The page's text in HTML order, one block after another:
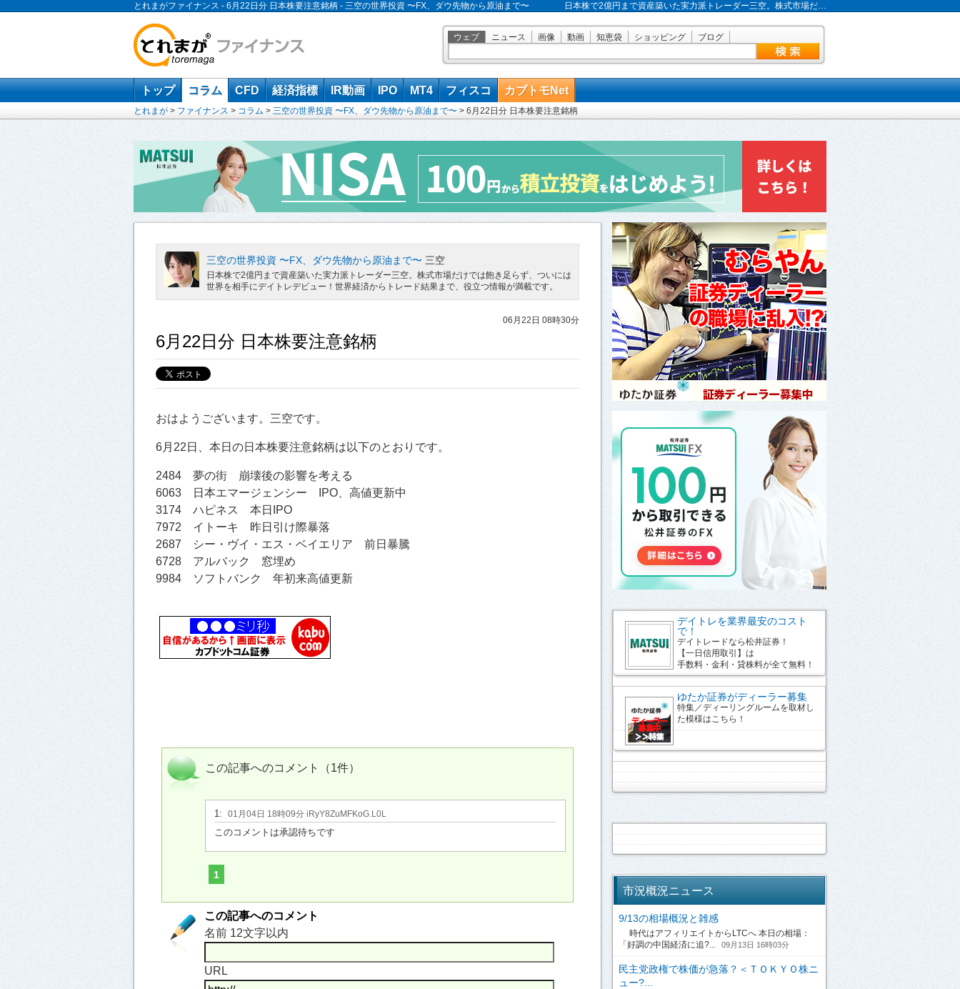
とれまがファイナンス - 6月22日分 日本株要注意銘柄 - 三空の世界投資 〜FX、ダウ先物から原油まで〜 日本株で2億円まで資産築いた実力派トレーダー三空。株式市場だ…
ウェブ ニュース 画像 動画 知恵袋 ショッピング ブログ
トップ コラム CFD 経済指標 IR動画 IPO MT4 フィスコ カブトモNet
とれまが > ファイナンス > コラム > 三空の世界投資 〜FX、ダウ先物から原油まで〜 > 6月22日分 日本株要注意銘柄
三空の世界投資 〜FX、ダウ先物から原油まで〜 三空
日本株で2億円まで資産築いた実力派トレーダー三空。株式市場だけでは飽き足らず、ついには
世界を相手にデイトレデビュー！世界経済からトレード結果まで、役立つ情報が満載です。
06月22日 08時30分
6月22日分 日本株要注意銘柄
おはようございます。三空です。
6月22日、本日の日本株要注意銘柄は以下のとおりです。
2484 夢の街 崩壊後の影響を考える
6063 日本エマージェンシー IPO、高値更新中
3174 ハピネス 本日IPO
7972 イトーキ 昨日引け際暴落
2687 シー・ヴイ・エス・ベイエリア 前日暴騰
6728 アルバック 窓埋め
9984 ソフトバンク 年初来高値更新
この記事へのコメント（1件）
1: 01月04日 18時09分 iRyY8ZuMFKoG.L0L
このコメントは承認待ちです
1
この記事へのコメント
名前 12文字以内
URL
デイトレを業界最安のコスト
で！
デイトレードなら松井証券！
【一日信用取引】は
手数料・金利・貸株料が全て無料！
ゆたか証券がディーラー募集
特集／ディーリングルームを取材し
た模様はこちら！
市況概況ニュース
9/13の相場概況と雑感
時代はアフィリエイトからLTCへ 本日の相場：
「好調の中国経済に追?...
09月13日 16時03分
民主党政権で株価が急落？＜ＴＯＫＹＯ株ニ
ュー?...